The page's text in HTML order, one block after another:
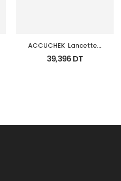
ACCUCHEK  Lancettes
B/200 (Prochidia)
39,396DT